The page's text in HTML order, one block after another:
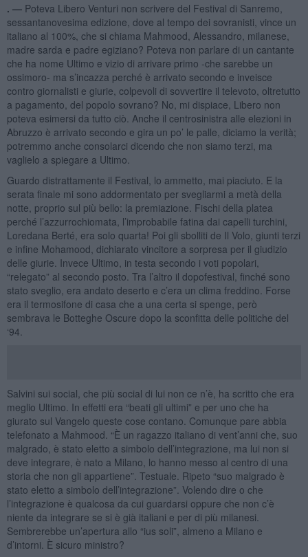
. — Poteva Libero Venturi non scrivere del Festival di Sanremo,
sessantanovesima edizione, dove al tempo dei sovranisti, vince un
italiano al 100%, che si chiama Mahmood, Alessandro, milanese,
madre sarda e padre egiziano? Poteva non parlare di un cantante
che ha nome Ultimo e vizio di arrivare primo -che sarebbe un
ossimoro- ma s’incazza perché è arrivato secondo e inveisce
contro giornalisti e giurie, colpevoli di sovvertire il televoto, oltretutto
a pagamento, del popolo sovrano? No, mi dispiace, Libero non
poteva esimersi da tutto ciò. Anche il centrosinistra alle elezioni in
Abruzzo è arrivato secondo e gira un po’ le palle, diciamo la verità;
potremmo anche consolarci dicendo che non siamo terzi, ma
vaglielo a spiegare a Ultimo.
Guardo distrattamente il Festival, lo ammetto, mai piaciuto. E la
serata finale mi sono addormentato per svegliarmi a metà della
notte, proprio sul più bello: la premiazione. Fischi della platea
perché l’azzurrochiomata, l’improbabile fatina dai capelli turchini,
Loredana Berté, era solo quarta! Poi gli sbolliti de Il Volo, giunti terzi
e infine Mohamood, dichiarato vincitore a sorpresa per il giudizio
delle giurie. Invece Ultimo, in testa secondo i voti popolari,
“relegato” al secondo posto. Tra l’altro il dopofestival, finché sono
stato sveglio, era andato deserto e c’era un clima freddino. Forse
era il termosifone di casa che a una certa si spenge, però
sembrava le Botteghe Oscure dopo la sconfitta delle politiche del
‘94.
Salvini sui social, che più social di lui non ce n’è, ha scritto che era
meglio Ultimo. In effetti era “beati gli ultimi” e per uno che ha
giurato sul Vangelo queste cose contano. Comunque pare abbia
telefonato a Mahmood. “È un ragazzo italiano di vent’anni che, suo
malgrado, è stato eletto a simbolo dell’integrazione, ma lui non si
deve integrare, è nato a Milano, lo hanno messo al centro di una
storia che non gli appartiene”. Testuale. Ripeto “suo malgrado è
stato eletto a simbolo dell’integrazione”. Volendo dire o che
l’integrazione è qualcosa da cui guardarsi oppure che non c’è
niente da integrare se si è già italiani e per di più milanesi.
Sembrerebbe un’apertura allo “ius soli”, almeno a Milano e
d’intorni. È sicuro ministro?